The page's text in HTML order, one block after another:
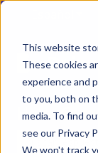
This website
These cookies
experience and
to you, both on
media. To find
see our Privacy
We won't track
Hola.